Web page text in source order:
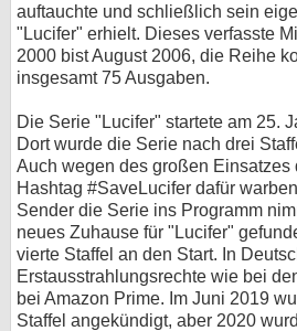
auftauchte und schließlich sein
"Lucifer" erhielt. Dieses verfasste
2000 bist August 2006, die Reihe
insgesamt 75 Ausgaben.
Die Serie "Lucifer" startete am 25.
Dort wurde die Serie nach drei
Auch wegen des großen Einsatzes
Hashtag #SaveLucifer dafür
Sender die Serie ins Programm
neues Zuhause für "Lucifer"
vierte Staffel an den Start. In
Erstausstrahlungsrechte wie bei
bei Amazon Prime. Im Juni 2019
Staffel angekündigt, aber 2020
Kontakt
Cookie-
Desktop-